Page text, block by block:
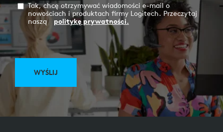
Tak, chcę otrzymywać wiadomości e-mail o
nowościach i produktach firmy Logitech. Przeczytaj
naszą
politykę prywatności.
WYŚLIJ